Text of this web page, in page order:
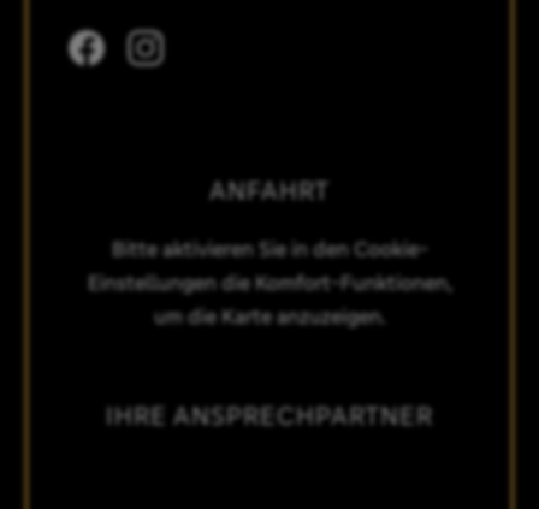
ANFAHRT
Bitte aktivieren Sie in den Cookie-
Einstellungen die Komfort-Funktionen,
um die Karte anzuzeigen.
IHRE ANSPRECHPARTNER